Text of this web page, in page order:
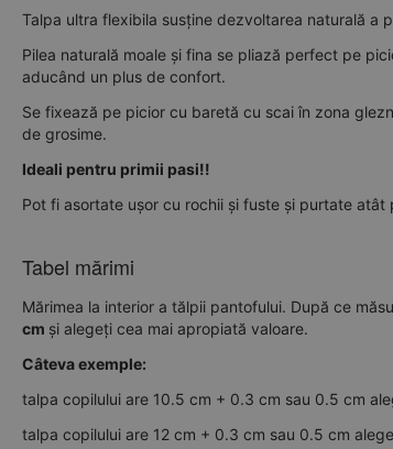
Talpa ultra flexibila susține dezvoltarea naturală a
Pilea naturală moale și fina se pliază perfect pe
aducând un plus de confort.
Se fixează pe picior cu baretă cu scai în zona
de grosime.
Ideali pentru primii pasi!!
Pot fi asortate ușor cu rochii și fuste și purtate atât
Tabel mărimi
Mărimea la interior a tălpii pantofului. După ce
cm și alegeți cea mai apropiată valoare.
Câteva exemple:
talpa copilului are 10.5 cm + 0.3 cm sau 0.5 cm
talpa copilului are 12 cm + 0.3 cm sau 0.5 cm